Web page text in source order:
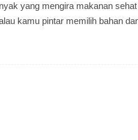
yang mengira makanan
kamu pintar memilih bahan